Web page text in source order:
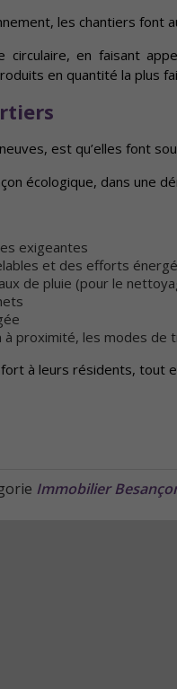
les chantiers font
circulaire, en faisant
en quantité la plus
est qu’elles font
écologique, dans
exigeantes
et des efforts
de pluie (pour le
proximité, les modes
à leurs résidents, tout
Immobilier